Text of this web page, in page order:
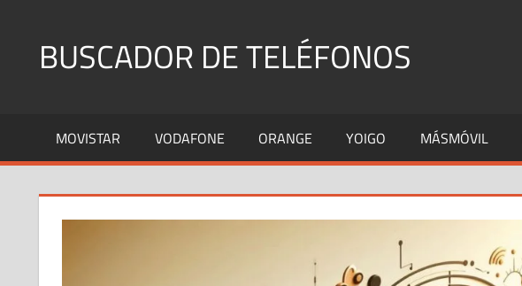
contenidoBUSCADOR DE TELÉFONOS
Fijos
y
MOVISTAR VODAFONE ORANGE YOIGO MÁSMÓVIL